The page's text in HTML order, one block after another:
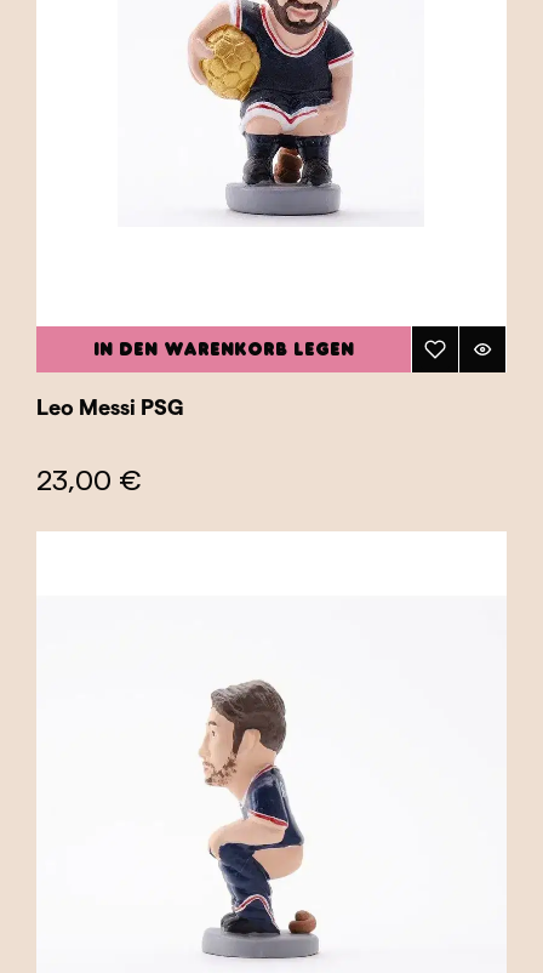
IN DEN WARENKORB LEGEN
Leo Messi PSG
23,00 €